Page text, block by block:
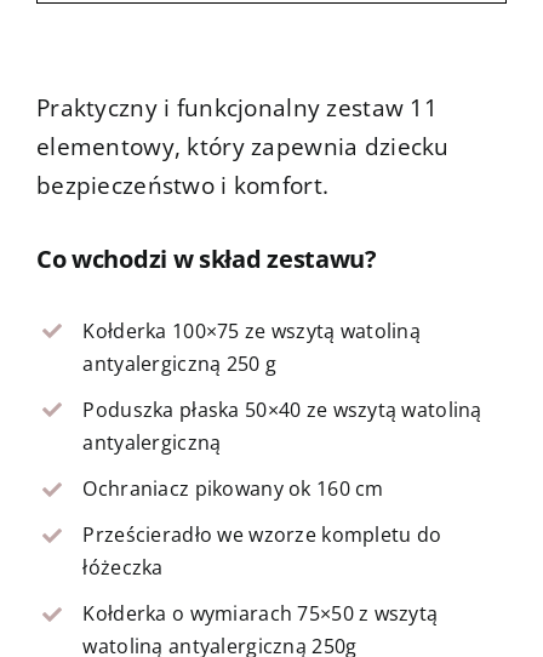
Praktyczny i funkcjonalny zestaw 11
elementowy, który zapewnia dziecku
bezpieczeństwo i komfort.
Co wchodzi w skład zestawu?
Kołderka 100×75 ze wszytą watoliną
antyalergiczną 250 g
Poduszka płaska 50×40 ze wszytą watoliną
antyalergiczną
Ochraniacz pikowany ok 160 cm
Prześcieradło we wzorze kompletu do
łóżeczka
Kołderka o wymiarach 75×50 z wszytą
watoliną antyalergiczną 250g